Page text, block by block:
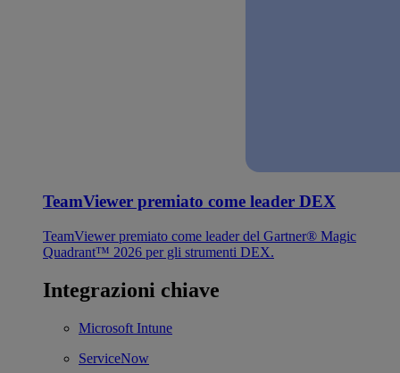
TeamViewer premiato come leader DEX
TeamViewer premiato come leader del Gartner® Magic
Quadrant™ 2026 per gli strumenti DEX.
Integrazioni chiave
Microsoft Intune
ServiceNow